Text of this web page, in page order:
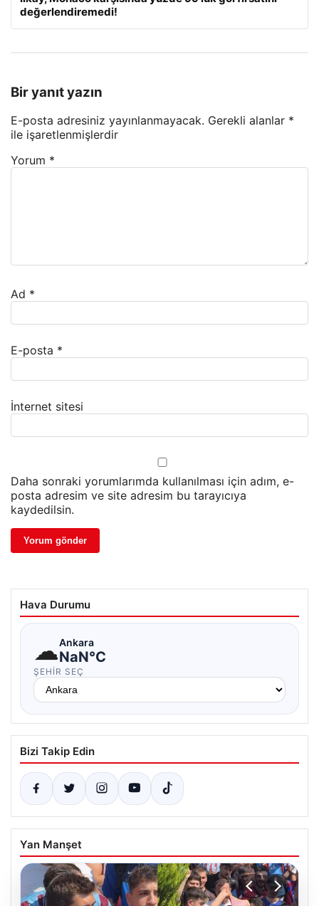
değerlendiremedi!
Bir yanıt yazın
E-posta adresiniz yayınlanmayacak. Gerekli alanlar *
ile işaretlenmişlerdir
Yorum *
Ad *
E-posta *
İnternet sitesi
Daha sonraki yorumlarımda kullanılması için adım, e-
posta adresim ve site adresim bu tarayıcıya
kaydedilsin.
Hava Durumu
☁Ankara
NaN°C
ŞEHIR SEÇ
Bizi Takip Edin
Yan Manşet